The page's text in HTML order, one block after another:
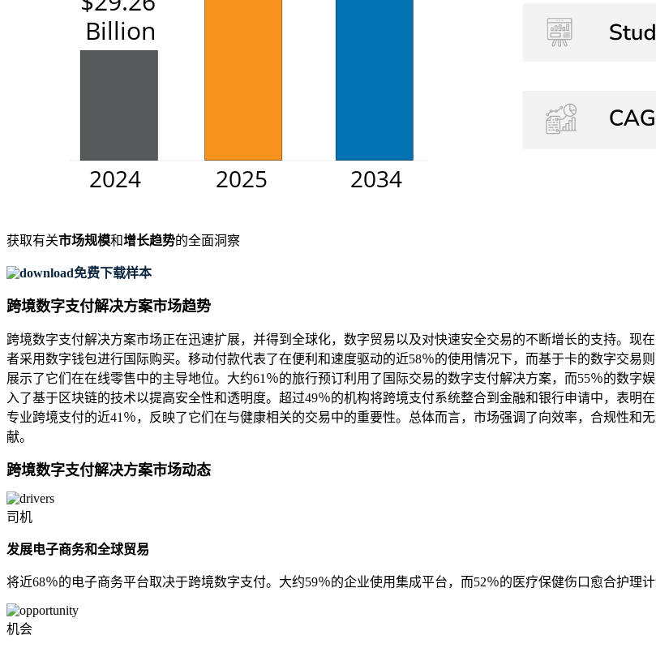
获取有关市场规模和增长趋势的全面洞察
免费下载样本
跨境数字支付解决方案市场趋势
跨境数字支付解决方案市场正在迅速扩展，并得到全球化，数字贸易以及对快速安全交易的不断增长的支持。现
者采用数字钱包进行国际购买。移动付款代表了在便利和速度驱动的近58％的使用情况下，而基于卡的数字交易
展示了它们在在线零售中的主导地位。大约61％的旅行预订利用了国际交易的数字支付解决方案，而55％的数字
入了基于区块链的技术以提高安全性和透明度。超过49％的机构将跨境支付系统整合到金融和银行申请中，表
专业跨境支付的近41％，反映了它们在与健康相关的交易中的重要性。总体而言，市场强调了向效率，合规性和
献。
跨境数字支付解决方案市场动态
司机
发展电子商务和全球贸易
将近68％的电子商务平台取决于跨境数字支付。大约59％的企业使用集成平台，而52％的医疗保健伤口愈合护理
机会